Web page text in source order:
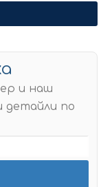
и наш
детайли по